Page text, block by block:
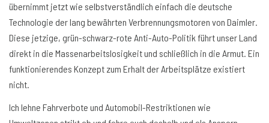
übernimmt jetzt wie selbstverständlich einfach die deutsche
Technologie der lang bewährten Verbrennungsmotoren von Daimler.
Diese jetzige, grün-schwarz-rote Anti-Auto-Politik führt unser Land
direkt in die Massenarbeitslosigkeit und schließlich in die Armut. Ein
funktionierendes Konzept zum Erhalt der Arbeitsplätze existiert
nicht.
Ich lehne Fahrverbote und Automobil-Restriktionen wie